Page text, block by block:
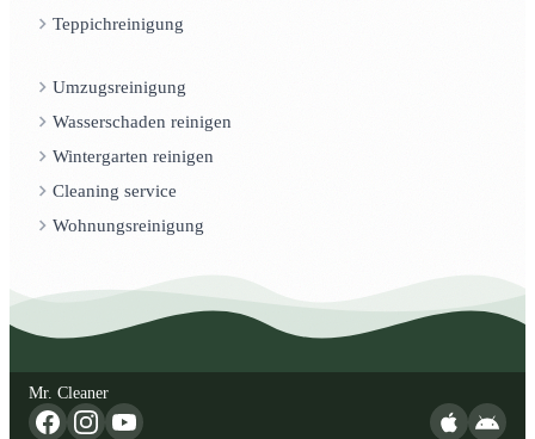
Teppichreinigung
Umzugsreinigung
Wasserschaden reinigen
Wintergarten reinigen
Cleaning service
Wohnungsreinigung
Mr. Cleaner